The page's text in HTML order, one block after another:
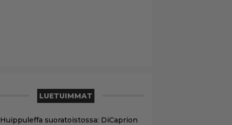
LUETUIMMAT
Huippuleffa suoratoistossa: DiCaprion